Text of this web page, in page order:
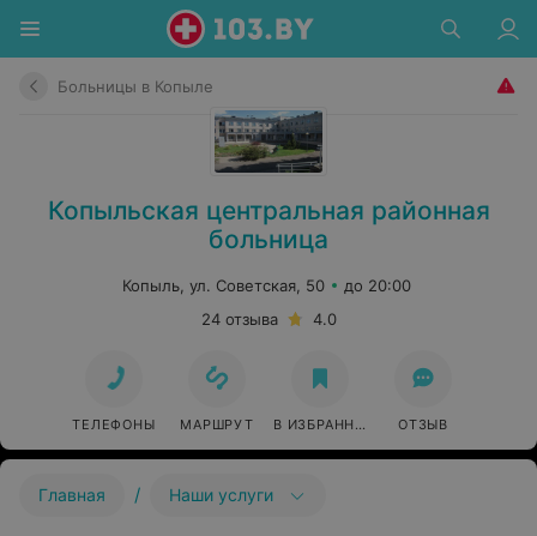
Больницы в Копыле
Копыльская центральная районная
больница
Копыль, ул. Советская, 50
до 20:00
24 отзыва
4.0
ТЕЛЕФОНЫ МАРШРУТ В ИЗБРАННОЕ ОТЗЫВ
Главная / Наши услуги